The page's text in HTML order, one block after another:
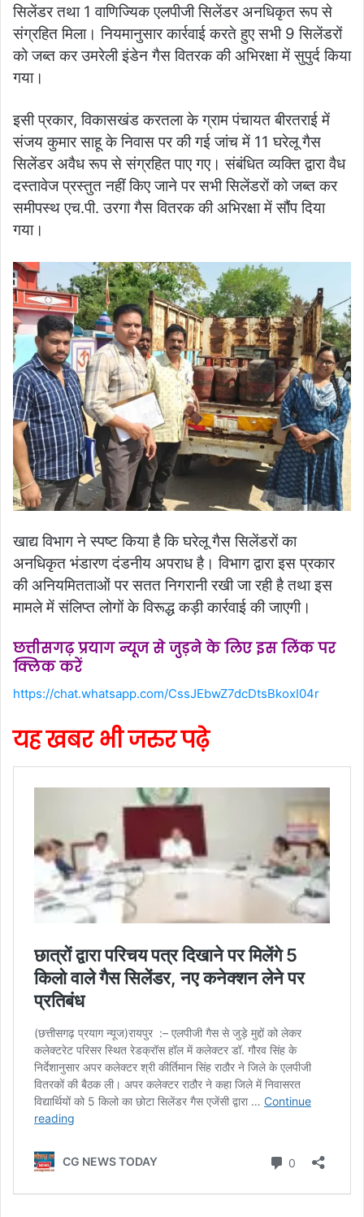
सिलेंडर तथा 1 वाणिज्यिक एलपीजी सिलेंडर अनधिकृत रूप से
संग्रहित मिला। नियमानुसार कार्रवाई करते हुए सभी 9 सिलेंडरों
को जब्त कर उमरेली इंडेन गैस वितरक की अभिरक्षा में सुपुर्द किया
गया।
इसी प्रकार, विकासखंड करतला के ग्राम पंचायत बीरतराई में
संजय कुमार साहू के निवास पर की गई जांच में 11 घरेलू गैस
सिलेंडर अवैध रूप से संग्रहित पाए गए। संबंधित व्यक्ति द्वारा वैध
दस्तावेज प्रस्तुत नहीं किए जाने पर सभी सिलेंडरों को जब्त कर
समीपस्थ एच.पी. उरगा गैस वितरक की अभिरक्षा में सौंप दिया
गया।
खाद्य विभाग ने स्पष्ट किया है कि घरेलू गैस सिलेंडरों का
अनधिकृत भंडारण दंडनीय अपराध है। विभाग द्वारा इस प्रकार
की अनियमितताओं पर सतत निगरानी रखी जा रही है तथा इस
मामले में संलिप्त लोगों के विरूद्ध कड़ी कार्रवाई की जाएगी।
छत्तीसगढ़ प्रयाग न्यूज से जुड़ने के लिए इस लिंक पर
क्लिक करें
https://chat.whatsapp.com/CssJEbwZ7dcDtsBkoxI04r
यह खबर भी जरुर पढ़े